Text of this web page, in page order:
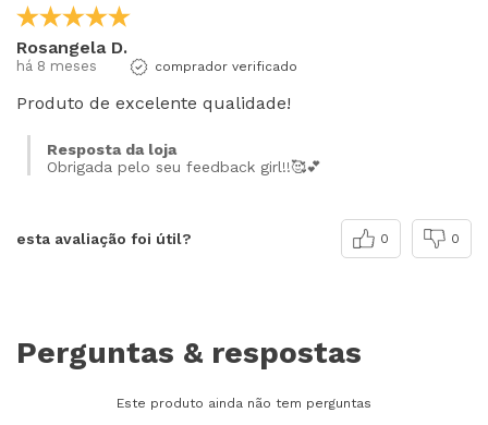
Rosangela D.
há 8 meses comprador verificado
Produto de excelente qualidade!
Resposta da loja
Obrigada pelo seu feedback girl!!🥰💕
esta avaliação foi útil? 0 0
Perguntas & respostas
Este produto ainda não tem perguntas